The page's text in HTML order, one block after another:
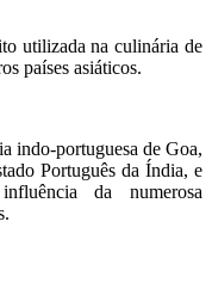
utilizada na culinária de
países asiáticos.
indo-portuguesa de Goa,
Português da Índia, e
da numerosa